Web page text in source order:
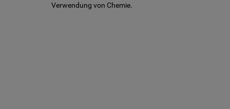
Verwendung von Chemie.